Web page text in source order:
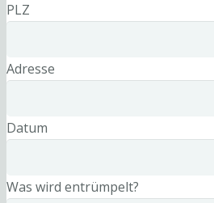
PLZ
Adresse
Datum
Was wird entrümpelt?